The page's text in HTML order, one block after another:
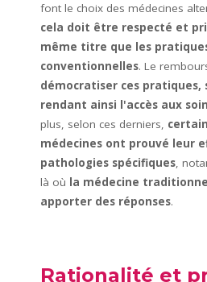
font le choix des médecines
cela doit être respecté et
même titre que les
conventionnelles. Le
démocratiser ces pratiques,
rendant ainsi l'accès aux
plus, selon ces derniers,
médecines ont prouvé leur
pathologies spécifiques,
là où la médecine
apporter des réponses.
Rationalité et